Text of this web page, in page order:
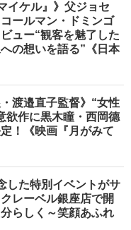
イケル』》父ジョセ
ールマン・ドミンゴ
ュー“観客を魅了した
の想いを語る”《日本
渡邉直子監督》“女性
欲作に黒木瞳・西岡德
！《映画『月がみて
した特別イベントがサ
レーベル銀座店で開
らしく～笑顔あふれ